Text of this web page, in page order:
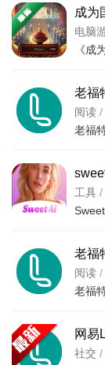
成为
电脑
老福
阅读 /
工具 /
老福
阅读 /
网易
装
社交 /